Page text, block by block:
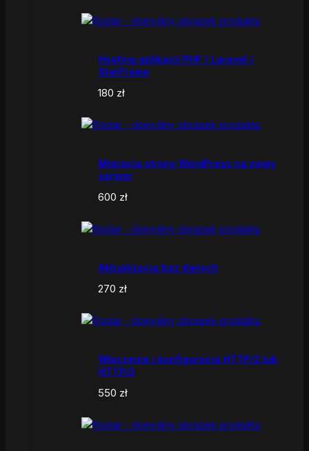
Hosting aplikacji PHP / Laravel /
StarFrame
180 zł
Migracja strony WordPress na nowy
serwer
600 zł
Aktualizacja baz danych
270 zł
Włączenie i konfiguracja HTTP/2 lub
HTTP/3
550 zł